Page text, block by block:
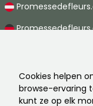
Cookies helpen
browse-ervaring
kunt ze op elk